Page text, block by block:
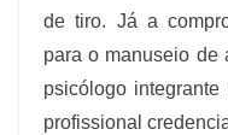
de tiro. Já a
para o manuseio de
psicólogo
profissional